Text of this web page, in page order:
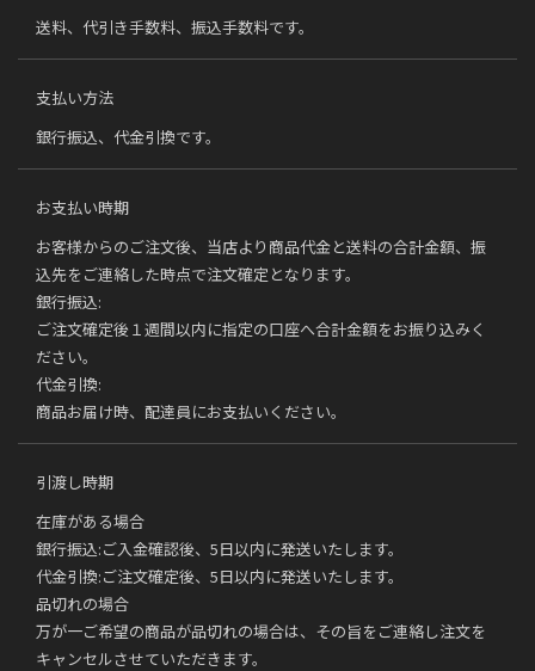
送料、代引き手数料、振込手数料です。
支払い方法
銀行振込、代金引換です。
お支払い時期
お客様からのご注文後、当店より商品代金と送料の合計金額、振
込先をご連絡した時点で注文確定となります。
銀行振込:
ご注文確定後１週間以内に指定の口座へ合計金額をお振り込みく
ださい。
代金引換:
商品お届け時、配達員にお支払いください。
引渡し時期
在庫がある場合
銀行振込:ご入金確認後、5日以内に発送いたします。
代金引換:ご注文確定後、5日以内に発送いたします。
品切れの場合
万が一ご希望の商品が品切れの場合は、その旨をご連絡し注文を
キャンセルさせていただきます。